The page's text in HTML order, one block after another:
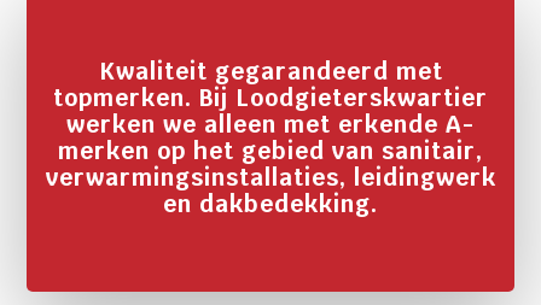
Kwaliteit gegarandeerd met
topmerken. Bij Loodgieterskwartier
werken we alleen met erkende A-
merken op het gebied van sanitair,
verwarmingsinstallaties, leidingwerk
en dakbedekking.